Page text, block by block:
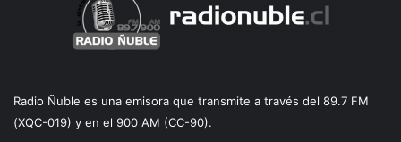
Radio Ñuble es una emisora que transmite a través del 89.7 FM
(XQC-019) y en el 900 AM (CC-90).